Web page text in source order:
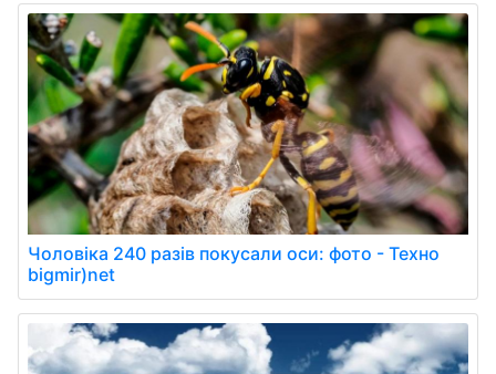
Чоловіка 240 разів покусали оси: фото - Техно
bigmir)net